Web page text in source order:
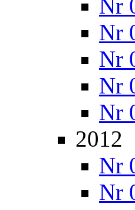
Nr
Nr
Nr
Nr
Nr
2012
Nr
Nr